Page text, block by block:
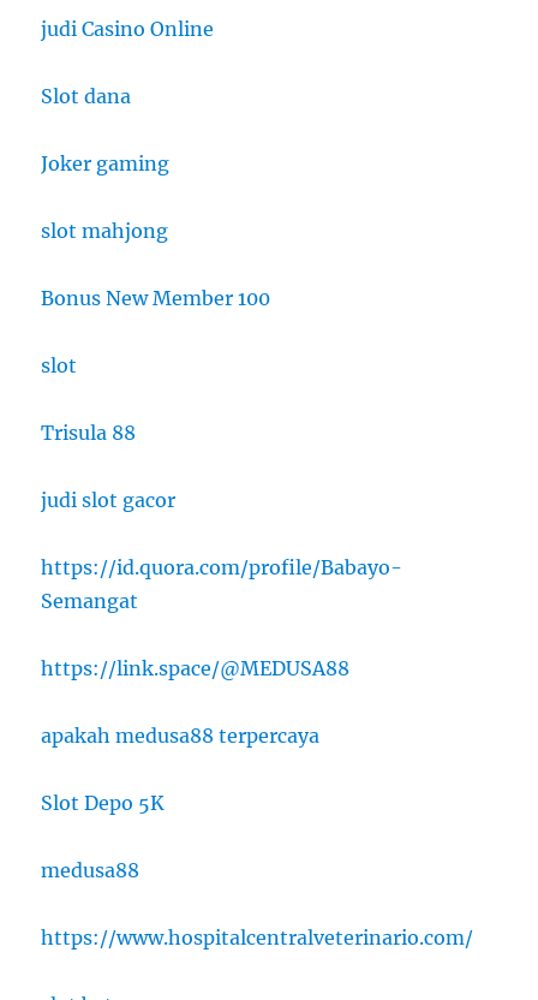
judi Casino Online
Slot dana
Joker gaming
slot mahjong
Bonus New Member 100
slot
Trisula 88
judi slot gacor
https://id.quora.com/profile/Babayo-
Semangat
https://link.space/@MEDUSA88
apakah medusa88 terpercaya
Slot Depo 5K
medusa88
https://www.hospitalcentralveterinario.com/